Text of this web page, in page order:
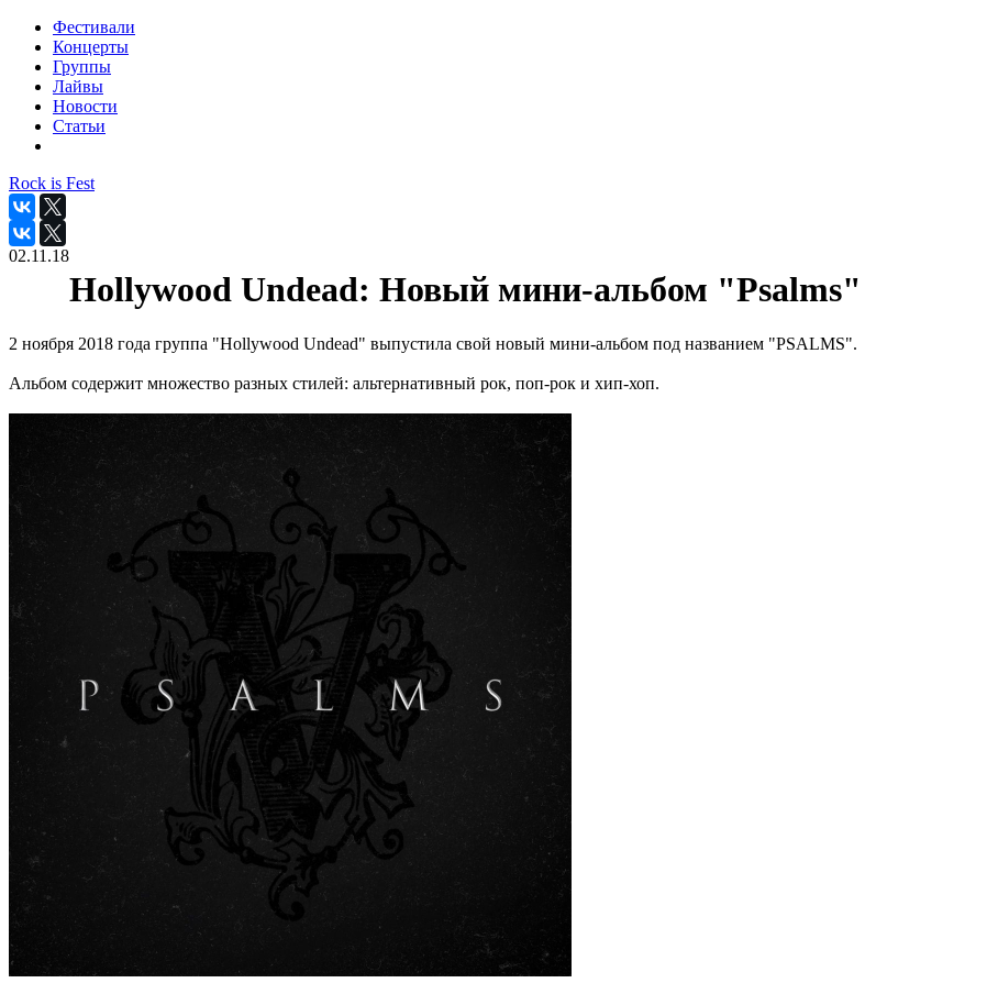
Фестивали
Концерты
Группы
Лайвы
Новости
Статьи
Rock is Fest
02.11.18
Hollywood Undead: Новый мини-альбом "Psalms"
2 ноября 2018 года группа "Hollywood Undead" выпустила свой новый мини-альбом под названием "PSALMS".
Альбом содержит множество разных стилей: альтернативный рок, поп-рок и хип-хоп.